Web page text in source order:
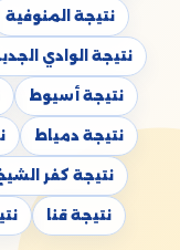
نتيجة المنوفية
نتيجة الوادي
نتيجة أسيوط
نتيجة دمياط
نتيجة كفر
نتيجة قنا